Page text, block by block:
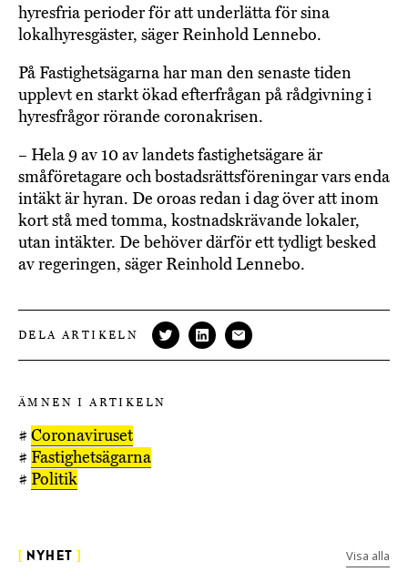
hyresfria perioder för att underlätta för sina
lokalhyresgäster, säger Reinhold Lennebo.
På Fastighetsägarna har man den senaste tiden
upplevt en starkt ökad efterfrågan på rådgivning i
hyresfrågor rörande coronakrisen.
– Hela 9 av 10 av landets fastighetsägare är
småföretagare och bostadsrättsföreningar vars enda
intäkt är hyran. De oroas redan i dag över att inom
kort stå med tomma, kostnadskrävande lokaler,
utan intäkter. De behöver därför ett tydligt besked
av regeringen, säger Reinhold Lennebo.
DELA ARTIKELN
ÄMNEN I ARTIKELN
# Coronaviruset
# Fastighetsägarna
# Politik
NYHET Visa alla